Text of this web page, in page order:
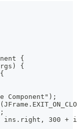
{
{
Component");
300 +